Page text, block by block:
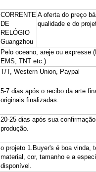
CORRENTE
DE
RELÓGIO
Guangzhou
A oferta do preço
qualidade e do
Pelo oceano, areje ou expresse
EMS, TNT etc.)
T/T, Western Union, Paypal
5-7 dias após o recibo da arte
originais finalizadas.
20-25 dias após sua
produção.
o projeto 1.Buyer's é boa vinda,
material, cor, tamanho e a
disponível.